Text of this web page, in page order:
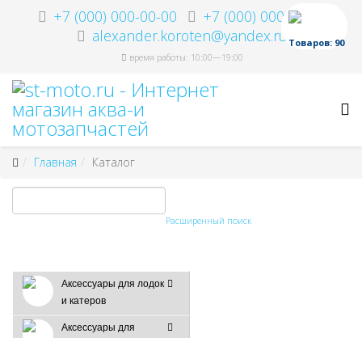
+7 (000) 000-00-00
+7 (000) 000-00-00
alexander.koroten@yandex.ru
время работы: 10:00—19:00
Товаров: 90
Главная Каталог
Расширенный поиск
Аксессуары для лодок
и катеров
Аксессуары для